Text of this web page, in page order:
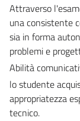
Attraverso
una consistente
sia in forma
problemi e
Abilità
lo studente
appropriatezza
tecnico.